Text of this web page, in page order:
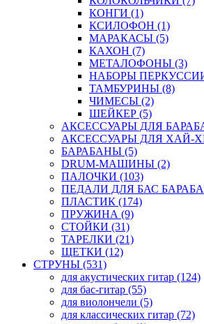
КОНГИ (1)
КСИЛОФОН (1)
МАРАКАСЫ (5)
КАХОН (7)
МЕТАЛОФОНЫ (3)
НАБОРЫ
ТАМБУРИНЫ (8)
ЧИМЕСЫ (2)
ШЕЙКЕР (5)
АКСЕССУАРЫ ДЛЯ
АКСЕССУАРЫ ДЛЯ ХАЙ-
БАРАБАНЫ (5)
DRUM-МАШИНЫ (2)
ПАЛОЧКИ (103)
ПЕДАЛИ ДЛЯ БАС
ПЛАСТИК (174)
ПРУЖИНА (9)
СТОЙКИ (31)
ТАРЕЛКИ (21)
ЩЕТКИ (12)
СТРУНЫ (531)
для акустических гитар (124)
для бас-гитар (55)
для виолончели (5)
для классических гитар (72)